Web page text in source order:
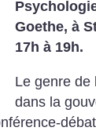
Goethe, à
17h à 19h.
Le genre de
dans la